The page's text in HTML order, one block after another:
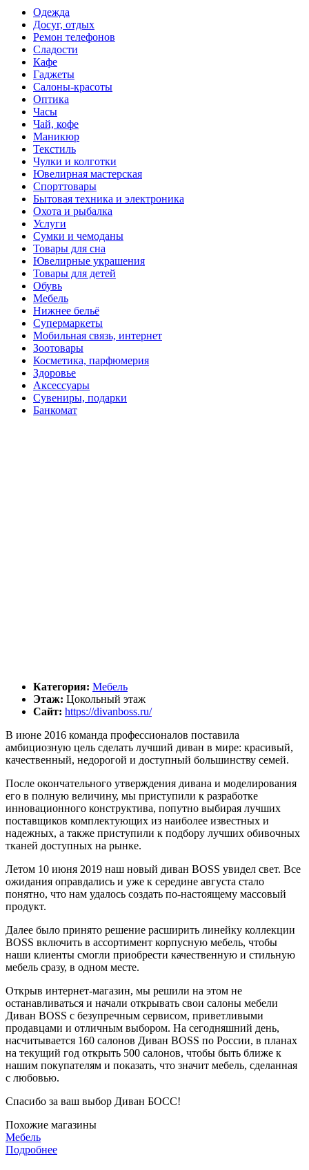
Одежда
Досуг, отдых
Ремон телефонов
Сладости
Кафе
Гаджеты
Салоны-красоты
Оптика
Часы
Чай, кофе
Маникюр
Текстиль
Чулки и колготки
Ювелирная мастерская
Спорттовары
Бытовая техника и электроника
Охота и рыбалка
Услуги
Сумки и чемоданы
Товары для сна
Ювелирные украшения
Товары для детей
Обувь
Мебель
Нижнее бельё
Супермаркеты
Мобильная связь, интернет
Зоотовары
Косметика, парфюмерия
Здоровье
Аксессуары
Сувениры, подарки
Банкомат
Категория: Мебель
Этаж: Цокольный этаж
Сайт: https://divanboss.ru/
В июне 2016 команда профессионалов поставила
амбициозную цель сделать лучший диван в мире: красивый,
качественный, недорогой и доступный большинству семей.
После окончательного утверждения дивана и моделирования
его в полную величину, мы приступили к разработке
инновационного конструктива, попутно выбирая лучших
поставщиков комплектующих из наиболее известных и
надежных, а также приступили к подбору лучших обивочных
тканей доступных на рынке.
Летом 10 июня 2019 наш новый диван BOSS увидел свет. Все
ожидания оправдались и уже к середине августа стало
понятно, что нам удалось создать по-настоящему массовый
продукт.
Далее было принято решение расширить линейку коллекции
BOSS включить в ассортимент корпусную мебель, чтобы
наши клиенты смогли приобрести качественную и стильную
мебель сразу, в одном месте.
Открыв интернет-магазин, мы решили на этом не
останавливаться и начали открывать свои салоны мебели
Диван BOSS с безупречным сервисом, приветливыми
продавцами и отличным выбором. На сегодняшний день,
насчитывается 160 салонов Диван BOSS по России, в планах
на текущий год открыть 500 салонов, чтобы быть ближе к
нашим покупателям и показать, что значит мебель, сделанная
с любовью.
Спасибо за ваш выбор Диван БОСС!
Похожие магазины
Мебель
Подробнее